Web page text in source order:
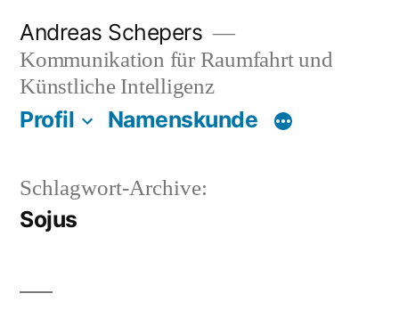
Inhalt
springen
Andreas Schepers
Kommunikation für Raumfahrt und
Künstliche Intelligenz
Profil Namenskunde
Schlagwort-Archive:
Sojus